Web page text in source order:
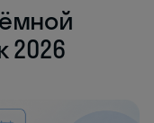
2026